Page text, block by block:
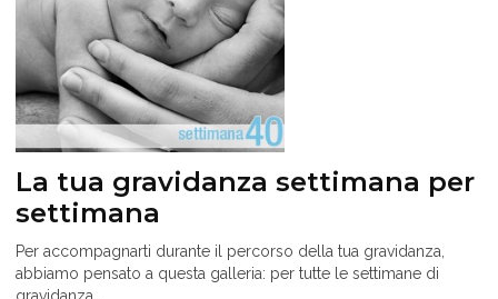
La tua gravidanza settimana per
settimana
Per accompagnarti durante il percorso della tua gravidanza,
abbiamo pensato a questa galleria: per tutte le settimane di